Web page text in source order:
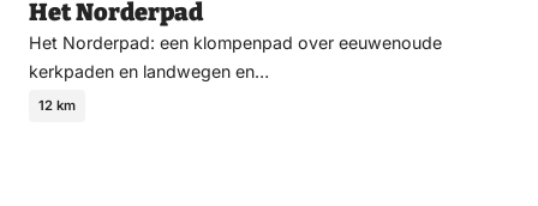
Het Norderpad
Het Norderpad: een klompenpad over eeuwenoude
kerkpaden en landwegen en…
12 km